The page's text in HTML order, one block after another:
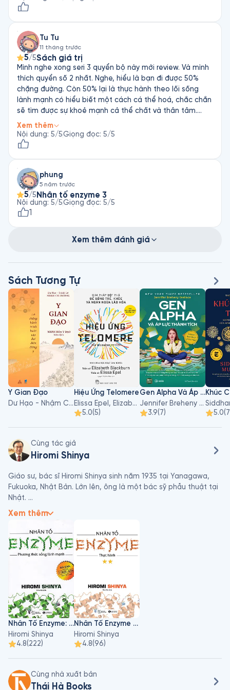
Tu Tu
11 tháng trước
5/5Sách giá trị
Mình nghe xong seri 3 quyển bộ này mới review. Và mình
thích quyển số 2 nhất. Nghe, hiểu là bạn đi được 50%
chặng đường. Còn 50% lại là thực hành theo lối sống
lành mạnh có hiểu biết một cách cá thể hoá, chắc chắn
sẽ tìm được sự khoẻ mạnh cả thể chất và thân tâm.
Chúc bạn hữu duyên lành.
Xem thêm
Nội dung: 5/5Giọng đọc: 5/5
phung
5 năm trước
5/5 Nhân tố enzyme 3
Nội dung: 5/5Giọng đọc: 5/5
1
Xem thêm đánh giá
Sách Tương Tự
Y Gian Đạo
Dư Hạo - Nhậm Chi Đường, Trịnh Lê
Hiệu Ứng Telomere
Elissa Epel, Elizabeth Blackburn
5.0(5)
Gen Alpha Và Áp Lực Thành Tích
Jennifer Breheny Wallace
3.9(7) 5.0(7
Cùng tác giả
Hiromi Shinya
Giáo sư, bác sĩ Hiromi Shinya sinh năm 1935 tại Yanagawa,
Fukuoka, Nhật Bản. Lớn lên, ông là một bác sỹ phẫu thuật tại
Nhật.
Ông là giáo sư lâm sàng về phẫu thuật của Trường Đại học Y
Beth Israel ở New York. Ông là bác sỹ nổi tiếng của Nhật Bản,
chuyên chữa trị cho thành viên trong hoàng gia Nhật Bản và
các quan chức hàng đầu của chính phủ. Ở Hoa Kỳ, ông cũng
chữa trị cho nhiều tổng thống và những nhân vật nổi tiếng.
Giáo sư Hiromi Shinya là một trong những vị bác sĩ tiên phong
trong việc thay đổi quan niệm ăn uống để có sức khỏe tốt và
hỗ trợ điều trị bệnh. Ông được biết đến như bậc thầy tiên
phong về các phương pháp nội soi mà nổi tiếng một trong số
đó là phương pháp Shinya, có thể giúp loại bỏ những khối u
bên trong đường ruột mà không cần phải tiến hành mổ như
thông thường. Được biết đến với những lý thuyết về sức khỏe
con người, những phương pháp sống lành mạnh để chống
chọi với các loại bệnh, ông chính là tác giả của nhiều cuốn
sách nổi tiếng về lĩnh vực này.
Xem thêm
Nhân Tố Enzyme: Phương Thức Sống Lành Mạnh
Hiromi Shinya
4.8(222)
Nhân Tố Enzyme 2: Thực Hành
Hiromi Shinya
4.8(96)
Cùng nhà xuất bản
Thái Hà Books